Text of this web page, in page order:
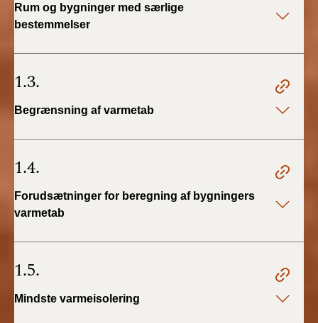
BR18 (4/7-31/12
BR18 (1/7-31/12
BR15 (2015-2018)
Rum og bygninger med særlige
bestemmelser
1.3.
Begrænsning af varmetab
1.4.
Forudsætninger for beregning af bygningers
varmetab
1.5.
Mindste varmeisolering